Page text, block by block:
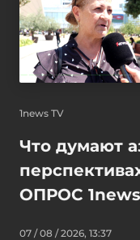
1news TV
Что думают
ОПРОС
07 / 08 / 2026, 13:37